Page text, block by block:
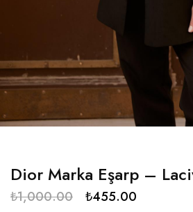
Dior Marka Eşarp –
₺1,000.00 ₺455.00